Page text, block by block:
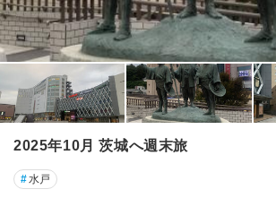
2025年10月 茨城へ週末旅
#水戸